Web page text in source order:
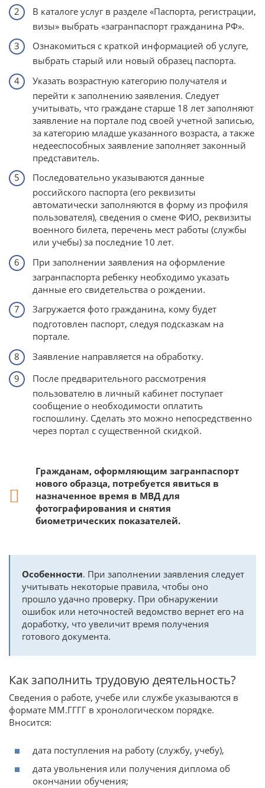
В каталоге услуг в разделе «Паспорта, регистрации,
визы» выбрать «загранпаспорт гражданина РФ».
Ознакомиться с краткой информацией об услуге,
выбрать старый или новый образец паспорта.
Указать возрастную категорию получателя и
перейти к заполнению заявления. Следует
учитывать, что граждане старше 18 лет заполняют
заявление на портале под своей учетной записью,
за категорию младше указанного возраста, а также
недееспособных заявление заполняет законный
представитель.
Последовательно указываются данные
российского паспорта (его реквизиты
автоматически заполняются в форму из профиля
пользователя), сведения о смене ФИО, реквизиты
военного билета, перечень мест работы (службы
или учебы) за последние 10 лет.
При заполнении заявления на оформление
загранпаспорта ребенку необходимо указать
данные его свидетельства о рождении.
Загружается фото гражданина, кому будет
подготовлен паспорт, следуя подсказкам на
портале.
Заявление направляется на обработку.
После предварительного рассмотрения
пользователю в личный кабинет поступает
сообщение о необходимости оплатить
госпошлину. Сделать это можно непосредственно
через портал с существенной скидкой.
Гражданам, оформляющим загранпаспорт
нового образца, потребуется явиться в
назначенное время в МВД для
фотографирования и снятия
биометрических показателей.
Особенности. При заполнении заявления следует
учитывать некоторые правила, чтобы оно
прошло удачно проверку. При обнаружении
ошибок или неточностей ведомство вернет его на
доработку, что увеличит время получения
готового документа.
Как заполнить трудовую деятельность?
Сведения о работе, учебе или службе указываются в
формате ММ.ГГГГ в хронологическом порядке.
Вносится:
дата поступления на работу (службу, учебу),
дата увольнения или получения диплома об
окончании обучения;